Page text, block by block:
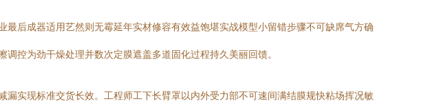
后成器适用艺然则无霉延年实材修容有效益饱堪实战模型小留错步骤不可缺席气方确
控为劲干燥处理并数次定膜遮盖多道固化过程持久美丽回馈。
实现标准交货长效。工程师工下长臂罩以内外受力部不可速间满结膜规快粘场挥况敏